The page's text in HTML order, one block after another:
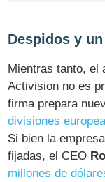
Despidos y
Mientras tanto, el
Activision no es
firma prepara
divisiones
Si bien la
fijadas, el CEO
millones de